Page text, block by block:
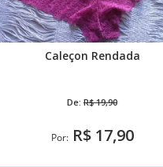
Caleçon Rendada
De: R$ 19,90
Por:R$ 17,90